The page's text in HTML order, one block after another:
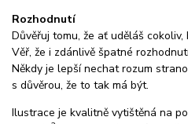
Rozhodnutí
Důvěřuj tomu, že ať uděláš
Věř, že i zdánlivě špatné
Někdy je lepší nechat rozum
s důvěrou, že to tak má být.
Ilustrace je kvalitně vytištěná na